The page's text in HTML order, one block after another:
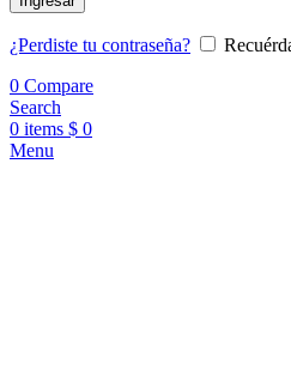
¿Perdiste tu contraseña?
0 Compare
Search
0 items $ 0
Menu